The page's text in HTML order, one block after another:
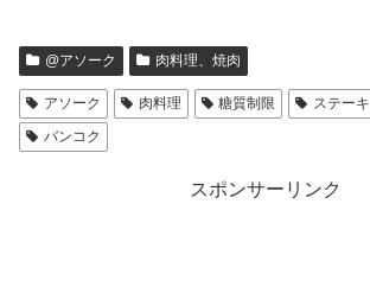
@アソーク 肉料理、焼肉
アソーク 肉料理 糖質制限 ステーキ
バンコク
スポンサーリンク